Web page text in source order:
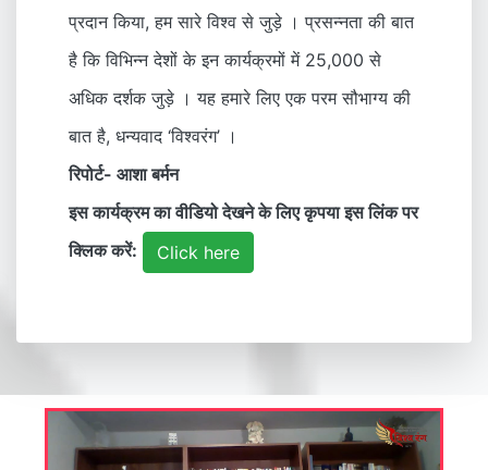
प्रदान किया, हम सारे विश्व से जुड़े । प्रसन्नता की बात
है कि विभिन्न देशों के इन कार्यक्रमों में 25,000 से
अधिक दर्शक जुड़े । यह हमारे लिए एक परम सौभाग्य की
बात है, धन्यवाद ‘विश्वरंग’ ।
रिपोर्ट- आशा बर्मन
इस कार्यक्रम का वीडियो देखने के लिए कृपया इस लिंक पर
क्लिक करें:
Click here